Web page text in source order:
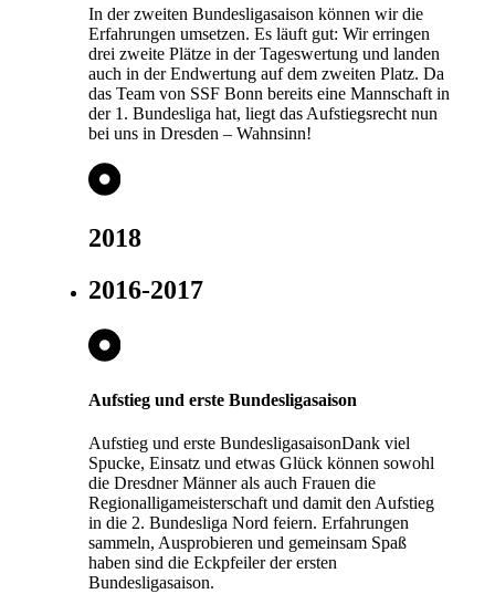
In der zweiten Bundesligasaison können wir die
Erfahrungen umsetzen. Es läuft gut: Wir erringen
drei zweite Plätze in der Tageswertung und landen
auch in der Endwertung auf dem zweiten Platz. Da
das Team von SSF Bonn bereits eine Mannschaft in
der 1. Bundesliga hat, liegt das Aufstiegsrecht nun
bei uns in Dresden – Wahnsinn!
2018
2016-2017
Aufstieg und erste Bundesligasaison
Aufstieg und erste BundesligasaisonDank viel
Spucke, Einsatz und etwas Glück können sowohl
die Dresdner Männer als auch Frauen die
Regionalligameisterschaft und damit den Aufstieg
in die 2. Bundesliga Nord feiern. Erfahrungen
sammeln, Ausprobieren und gemeinsam Spaß
haben sind die Eckpfeiler der ersten
Bundesligasaison.